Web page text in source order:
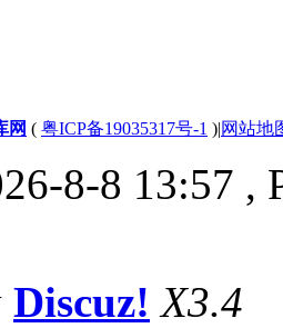
网 ( 粤ICP备19035317号-1 )|网站地
8-8 13:57 ,
Discuz! X3.4